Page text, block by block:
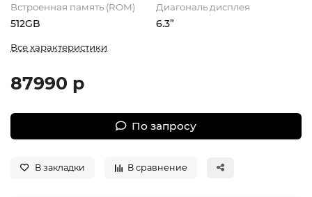
Встроенная память (ROM)
512GB
Диагональ дисплея
6.3”
Все характеристики
87990 р
По запросу
В закладки В сравнение